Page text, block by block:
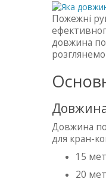
Пожежні
довжина
Довжина
для кран-
15
20